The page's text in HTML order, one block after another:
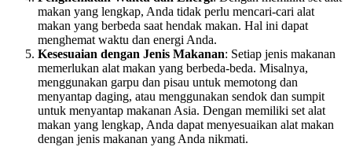
makan yang lengkap, Anda tidak perlu mencari-cari alat
makan yang berbeda saat hendak makan. Hal ini dapat
menghemat waktu dan energi Anda.
Kesesuaian dengan Jenis Makanan: Setiap jenis makanan
memerlukan alat makan yang berbeda-beda. Misalnya,
menggunakan garpu dan pisau untuk memotong dan
menyantap daging, atau menggunakan sendok dan sumpit
untuk menyantap makanan Asia. Dengan memiliki set alat
makan yang lengkap, Anda dapat menyesuaikan alat makan
dengan jenis makanan yang Anda nikmati.